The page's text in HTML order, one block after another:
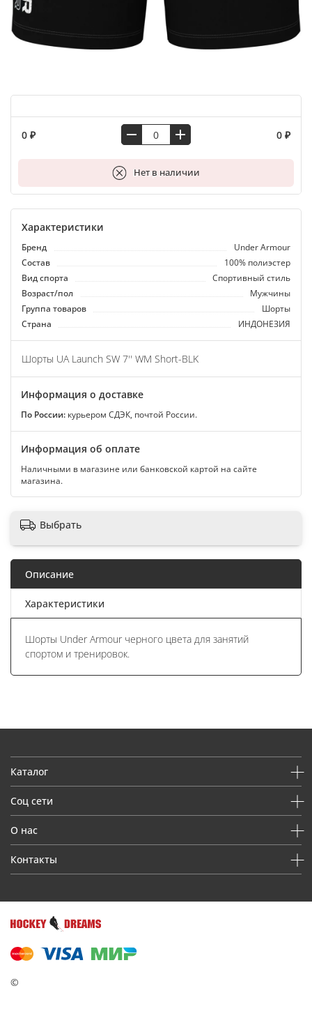
0 ₽ 0 ₽
Нет в наличии
В корзину
Характеристики
Бренд
Under Armour
Состав
100% полиэстер
Вид спорта
Спортивный стиль
Возраст/пол
Мужчины
Группа товаров
Шорты
Страна
ИНДОНЕЗИЯ
Шорты UA Launch SW 7'' WM Short-BLK
Информация о доставке
По России: курьером СДЭК, почтой России.
Информация об оплате
Наличными в магазине или банковской картой на сайте
магазина.
Выбрать
Описание
Характеристики
Шорты Under Armour черного цвета для занятий
спортом и тренировок.
Каталог
Соц сети
О нас
Контакты
©